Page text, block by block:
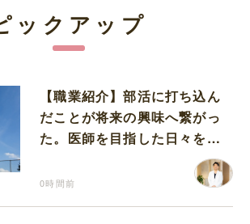
ックアップ
【職業紹介】部活に打ち込ん
だことが将来の興味へ繋がっ
た。医師を目指した日々を振
0時間前